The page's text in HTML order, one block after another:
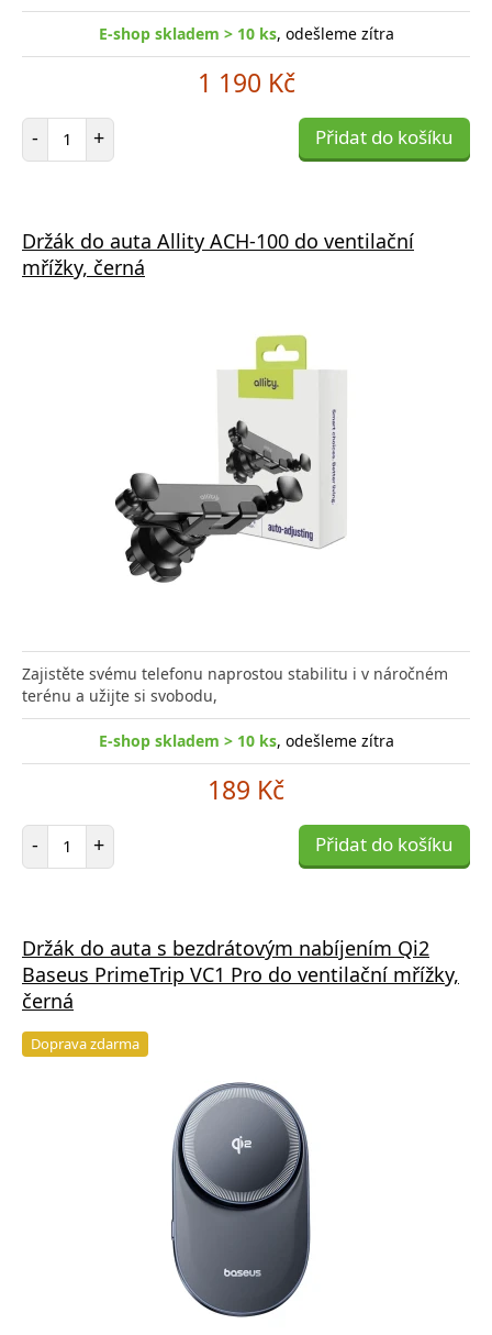
E-shop skladem > 10 ks, odešleme zítra
1 190 Kč
- Počet položek
+ Přidat do košíku
Držák do auta Allity ACH-100 do ventilační
mřížky, černá
Zajistěte svému telefonu naprostou stabilitu i v náročném
terénu a užijte si svobodu,
E-shop skladem > 10 ks, odešleme zítra
189 Kč
- Počet položek
+ Přidat do košíku
Držák do auta s bezdrátovým nabíjením Qi2
Baseus PrimeTrip VC1 Pro do ventilační mřížky,
černá
Doprava zdarma